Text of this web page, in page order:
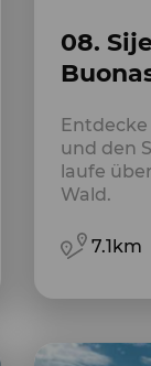
08.
und den
laufe
Wald.
7.1km